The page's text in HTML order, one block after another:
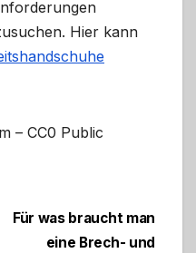
Hier kann
– CC0 Public
Für was braucht man
eine Brech- und